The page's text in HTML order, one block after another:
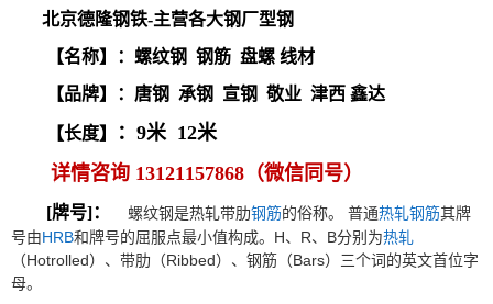
北京德隆钢铁-主营各大钢厂型钢
【名称】：螺纹钢 钢筋 盘螺 线材
【品牌】：唐钢 承钢 宣钢 敬业 津西 鑫达
【长度】
：9米 12米
详情咨询 13121157868（微信同号）
[牌号]： 螺纹钢是热轧带肋钢筋的俗称。 普通热轧钢筋其牌
号由HRB和牌号的屈服点最小值构成。H、R、B分别为热轧
（Hotrolled）、带肋（Ribbed）、钢筋（Bars）三个词的英文首位字
母。